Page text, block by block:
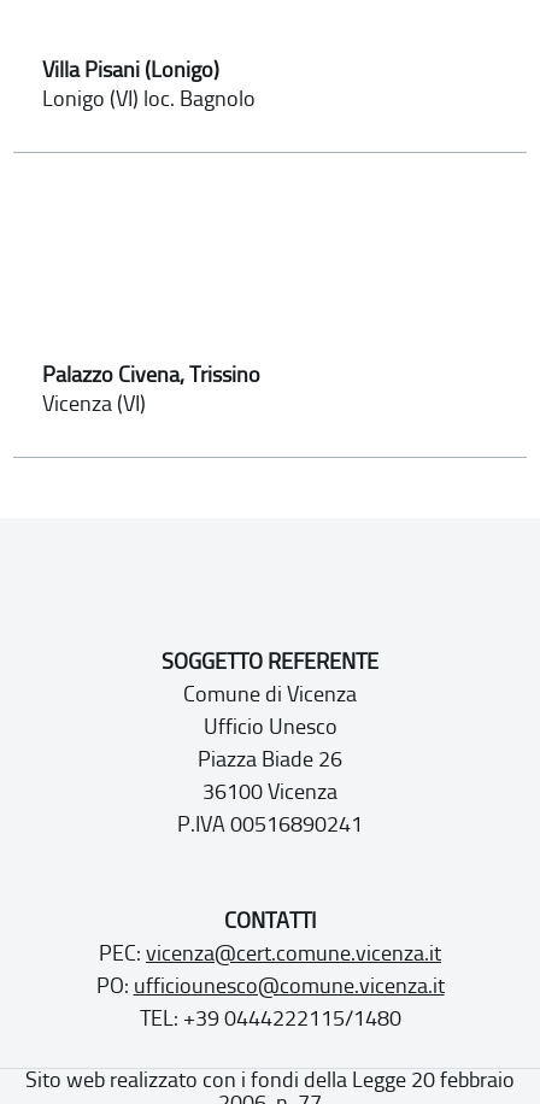
Villa Pisani (Lonigo)
Lonigo (VI) loc. Bagnolo
Palazzo Civena, Trissino
Vicenza (VI)
SOGGETTO REFERENTE
Comune di Vicenza
Ufficio Unesco
Piazza Biade 26
36100 Vicenza
P.IVA 00516890241
CONTATTI
PEC: vicenza@cert.comune.vicenza.it
PO: ufficiounesco@comune.vicenza.it
TEL: +39 0444222115/1480
Sito web realizzato con i fondi della Legge 20 febbraio